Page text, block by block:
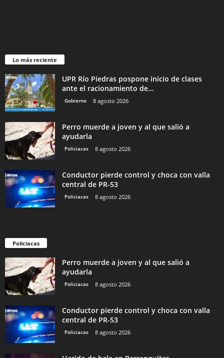
Lo más reciente
UPR Río Piedras pospone inicio de clases
ante el racionamiento de...
Gobierno 8 agosto 2026
Perro muerde a joven y al que salió a
ayudarla
Policiacas 8 agosto 2026
Conductor pierde control y choca con valla
central de PR-53
Policiacas 8 agosto 2026
Policiacas
Perro muerde a joven y al que salió a
ayudarla
Policiacas 8 agosto 2026
Conductor pierde control y choca con valla
central de PR-53
Policiacas 8 agosto 2026